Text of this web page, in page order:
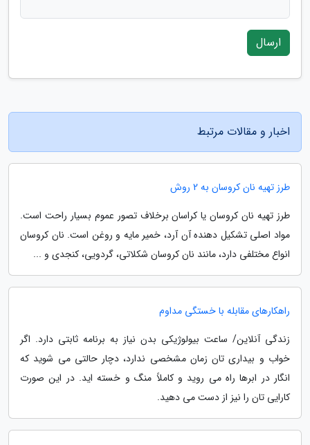
ارسال
اخبار و مقالات مرتبط
طرز تهیه نان کروسان به 2 روش
طرز تهیه نان کروسان یا کراسان برخلاف تصور عموم بسیار راحت است.
مواد اصلی تشکیل دهنده آن آرد، خمیر مایه و روغن است. نان کروسان
انواع مختلفی دارد، مانند نان کروسان شکلاتی، گردویی، کنجدی و ...
راهکارهای مقابله با خستگی مداوم
زندگی آنلاین/ ساعت بیولوژیکی بدن نیاز به برنامه ثابتی دارد. اگر
خواب و بیداری تان زمان مشخصی ندارد، دچار حالتی می شوید که
انگار در ابرها راه می روید و کاملاً منگ و خسته اید. در این صورت
کارایی تان را نیز از دست می دهید.